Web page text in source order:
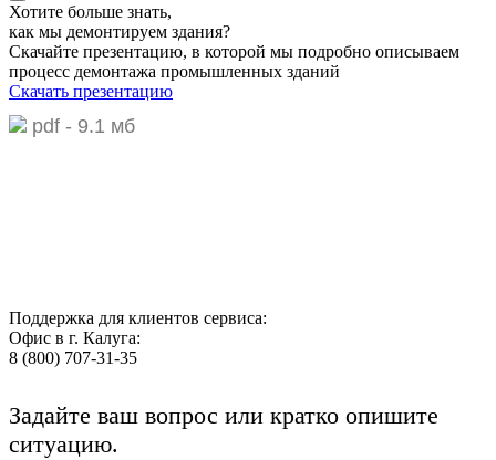
Хотите больше знать,
как мы демонтируем здания?
Скачайте презентацию, в которой мы подробно описываем
процесс демонтажа промышленных зданий
Скачать презентацию
pdf - 9.1 мб
Поддержка для клиентов сервиса:
Офис в г. Калуга:
8 (800) 707-31-35
Задайте ваш вопрос или кратко опишите
ситуацию.